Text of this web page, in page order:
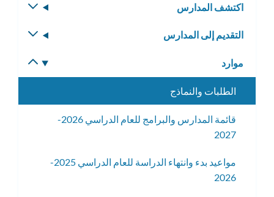
اكتشف المدارس
التقديم إلى المدارس
موارد
القائمة
الطلبات والنماذج
قائمة المدارس والبرامج للعام الدراسي 2026-
2027
مواعيد بدء وانتهاء الدراسة للعام الدراسي 2025-
2026